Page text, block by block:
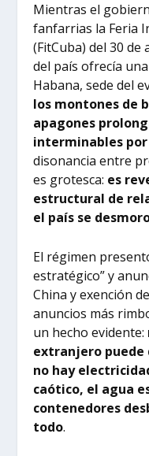
Mientras el
fanfarrias la Feria
(FitCuba) del 30 de
del país ofrecía
Habana, sede del
los montones de
apagones
interminables
disonancia entre
es grotesca: es
estructural de
el país se
El régimen
estratégico” y
China y exención
anuncios más
un hecho evidente:
extranjero puede
no hay
caótico, el agua
contenedores
todo.